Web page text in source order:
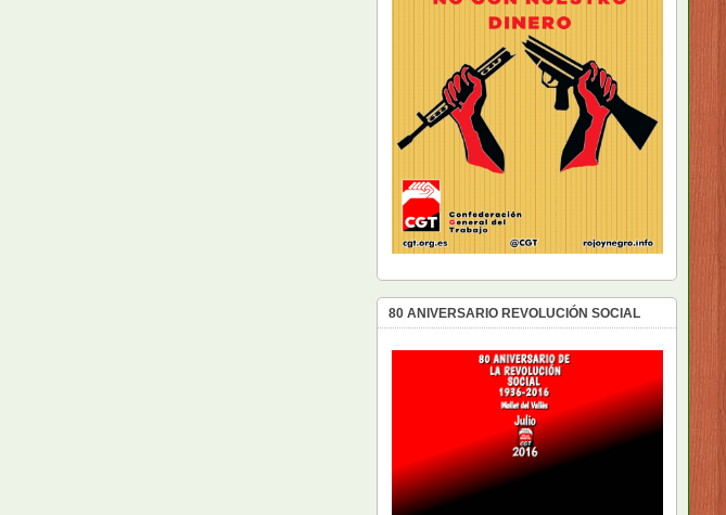
80 ANIVERSARIO REVOLUCIÓN SOCIAL